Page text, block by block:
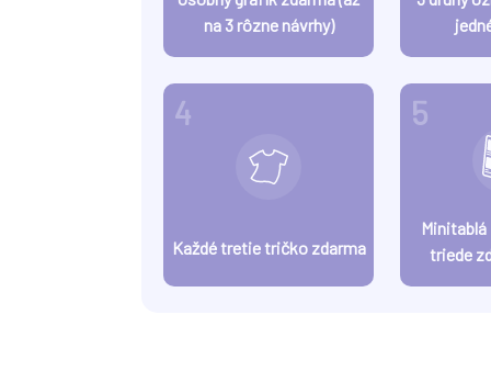
na 3 rôzne návrhy)
4
Každé tretie tričko zdarma
5
triede